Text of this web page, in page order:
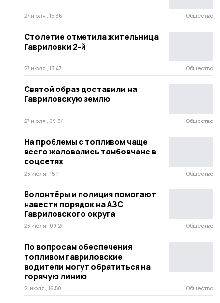
27 июля , 15:36 Общество
Столетие отметила жительница
Гавриловки 2-й
27 июля , 13:47 Общество
Святой образ доставили на
Гавриловскую землю
27 июля , 09:34 Общество
На проблемы с топливом чаще
всего жаловались тамбовчане в
соцсетях
23 июля , 15:11 Общество
Волонтёры и полиция помогают
навести порядок на АЗС
Гавриловского округа
23 июля , 09:24 Общество
По вопросам обеспечения
топливом гавриловские
водители могут обратиться на
горячую линию
21 июля , 16:50 Общество